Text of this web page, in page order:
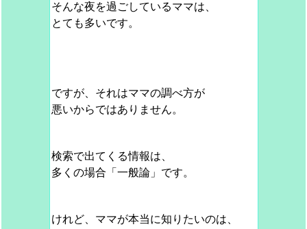
そんな夜を過ごしているママは、
とても多いです。
ですが、それはママの調べ方が
悪いからではありません。
検索で出てくる情報は、
多くの場合「一般論」です。
けれど、ママが本当に知りたいのは、